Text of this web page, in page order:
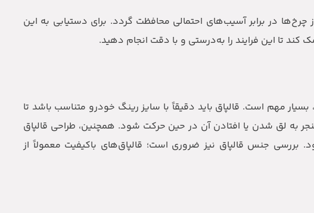
در برابر آسیب‌های احتمالی محافظت گردد. برای دستیابی به این
تا این فرایند را به‌درستی و با دقت انجام دهید.
مهم است. قالپاق باید دقیقاً با سایز رینگ خودرو متناسب باشد تا
به لق شدن یا افتادن آن در حین حرکت شود. همچنین، طراحی قالپاق
جنس قالپاق نیز ضروری است؛ قالپاق‌های باکیفیت معمولاً از